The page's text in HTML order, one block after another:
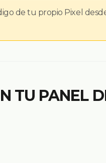
de tu propio Pixel
TU PANEL